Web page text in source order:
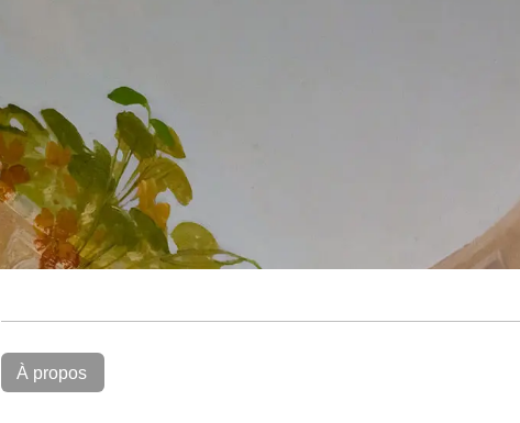
À propos